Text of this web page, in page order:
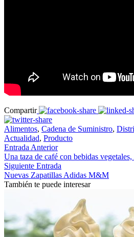
Compartir
Alimentos, Cadena de Suministro,
Actualidad, Producto
Entrada Anterior
Una taza de café con bebidas vegetales,
Siguiente Entrada
Nuevas Zapatillas Adidas M&M
También te puede interesar